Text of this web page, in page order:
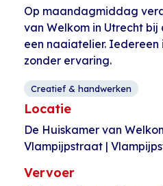
Op maandagmiddag
van Welkom in Utrecht
een naaiatelier. Iedereen
zonder ervaring.
Creatief & handwerken
Locatie
De Huiskamer van
Vlampijpstraat |
Vervoer